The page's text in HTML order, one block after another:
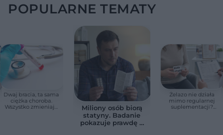
POPULARNE TEMATY
Dwaj bracia, ta sama
ciężka choroba.
Wszystko zmieniają
Miliony osób biorą
statyny. Badanie
pokazuje prawdę o
Żelazo nie działa
mimo regularnej
suplementacji?